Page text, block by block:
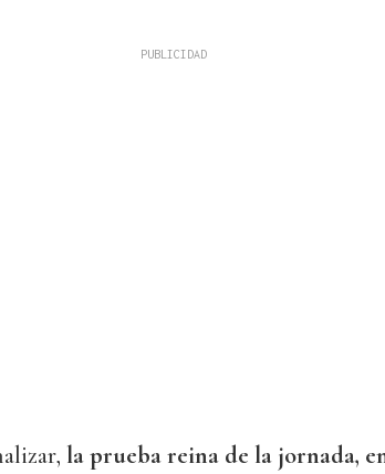
la prueba reina de la jornada,